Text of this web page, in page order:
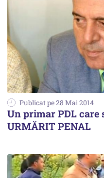
Publicat pe 28 Mai 2014
Un primar PDL care
URMĂRIT PENAL